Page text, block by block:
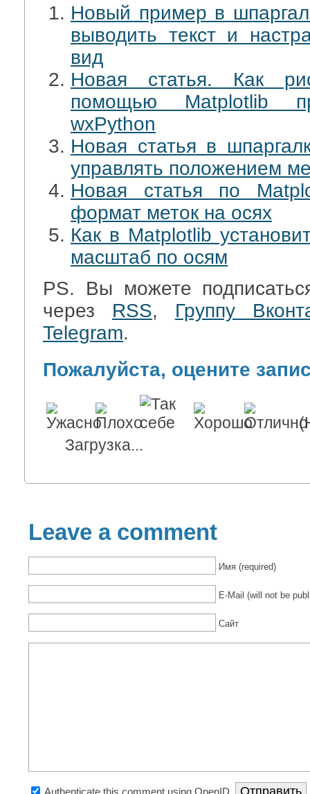
Новый пример в
выводить текст и
вид
Новая статья. Как
помощью Matplotlib
wxPython
Новая статья в
управлять положением
Новая статья по
формат меток на осях
Как в Matplotlib
масштаб по осям
PS. Вы можете
через RSS, Группу
Telegram.
Пожалуйста, оцените
Загрузка...
Leave a comment
Имя (required)
E-Mail (will not be
Сайт
Authenticate this comment using OpenID